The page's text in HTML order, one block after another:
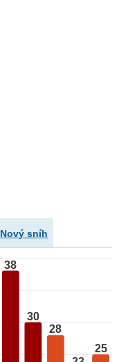
Nový sníh
38
30
28
25